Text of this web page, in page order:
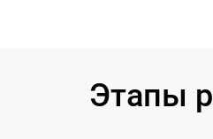
Этапы